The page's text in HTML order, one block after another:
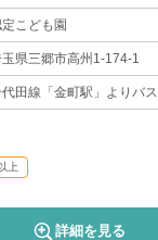
こども園
県三郷市高州1-174-1
田線「金町駅」よりバス
上
詳細を見る